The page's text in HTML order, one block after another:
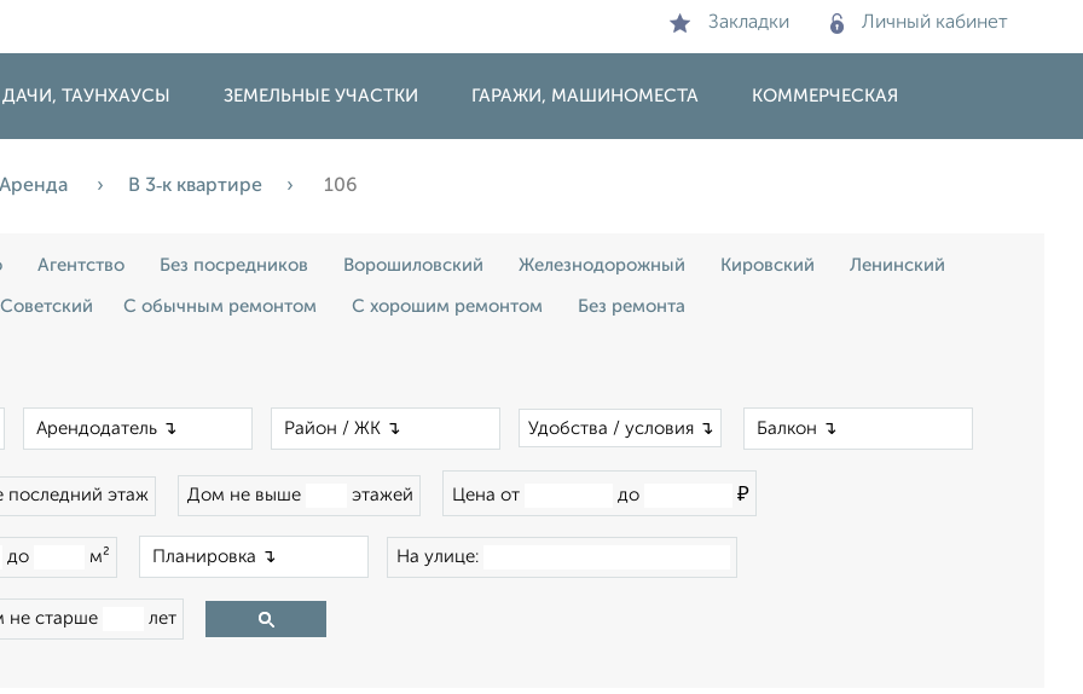
Закладки Личный кабинет
ТАУНХАУСЫ ЗЕМЕЛЬНЫЕ УЧАСТКИ ГАРАЖИ, МАШИНОМЕСТА КОММЕРЧЕСКАЯ
Аренда В 3‑к квартире 106
Агентство Без посредников Ворошиловский Железнодорожный Кировский Ленинский
Советский С обычным ремонтом С хорошим ремонтом Без ремонта
Удобства / условия ↴
этаж Дом не выше этажей Цена от до ₽
до м² На улице:
не старше лет